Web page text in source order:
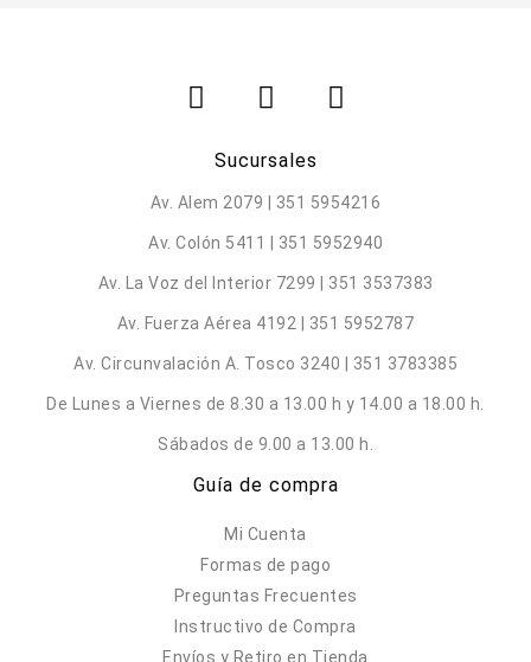
Sucursales
Av. Alem 2079 | 351 5954216
Av. Colón 5411 | 351 5952940
Av. La Voz del Interior 7299 | 351 3537383
Av. Fuerza Aérea 4192 | 351 5952787
Av. Circunvalación A. Tosco 3240 | 351 3783385
De Lunes a Viernes de 8.30 a 13.00 h y 14.00 a 18.00 h.
Sábados de 9.00 a 13.00 h.
Guía de compra
Mi Cuenta
Formas de pago
Preguntas Frecuentes
Instructivo de Compra
Envíos y Retiro en Tienda